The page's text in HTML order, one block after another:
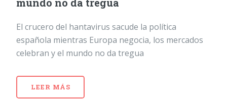
El crucero del hantavirus sacude la política
española mientras Europa negocia, los mercados
celebran y el mundo no da tregua
LEER MÁS